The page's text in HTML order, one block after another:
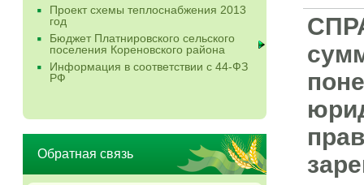
Проект схемы теплоснабжения 2013
год
Бюджет Платнировского сельского
поселения Кореновского района
Информация в соответствии с 44-ФЗ
РФ
Обратная связь